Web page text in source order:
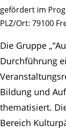
gefördert im
PLZ/Ort: 79100
Die Gruppe
Durchführung
Bildung und
thematisiert.
Bereich